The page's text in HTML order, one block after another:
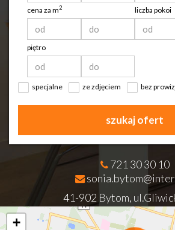
cena za m2 liczba pokoi
piętro
specjalne ze zdjęciem bez
szukaj ofert
721 30 30 10
41-902 Bytom,
+